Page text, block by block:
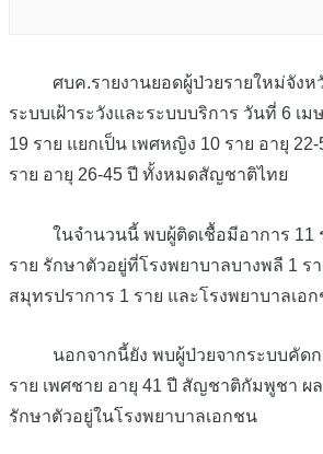
ศบค.รายงานยอดผู้ป่วยรายใหม่จังหวั
ระบบเฝ้าระวังและระบบบริการ วันที่ 6 เ
19 ราย แยกเป็น เพศหญิง 10 ราย อายุ
ราย อายุ 26-45 ปี ทั้งหมดสัญชาติไทย
ในจำนวนนี้ พบผู้ติดเชื้อมีอาการ 11 ร
ราย รักษาตัวอยู่ที่โรงพยาบาลบางพลี 1 ร
สมุทรปราการ 1 ราย และโรงพยาบาลเอ
นอกจากนี้ยัง พบผู้ป่วยจากระบบคัดก
ราย เพศชาย อายุ 41 ปี สัญชาติกัมพูชา ผ
รักษาตัวอยู่ในโรงพยาบาลเอกชน